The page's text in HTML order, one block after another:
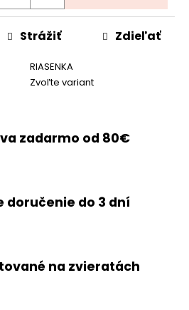
RIASENKA
Zvoľte variant
Strážiť Zdieľať
zadarmo od 80€
doručenie do 3 dní
na zvieratách